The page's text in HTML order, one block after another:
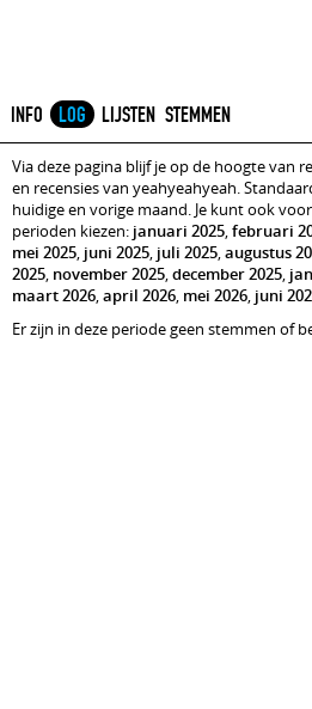
INFO LOG LIJSTEN STEMMEN
Via deze pagina blijf je op de hoogte van
en recensies van yeahyeahyeah.
huidige en vorige maand. Je kunt ook
perioden kiezen: januari 2025,februari
mei 2025, juni 2025, juli 2025,augustus
2025, november 2025,december 2025,
maart 2026,april 2026, mei 2026, juni
Er zijn in deze periode geen stemmen of